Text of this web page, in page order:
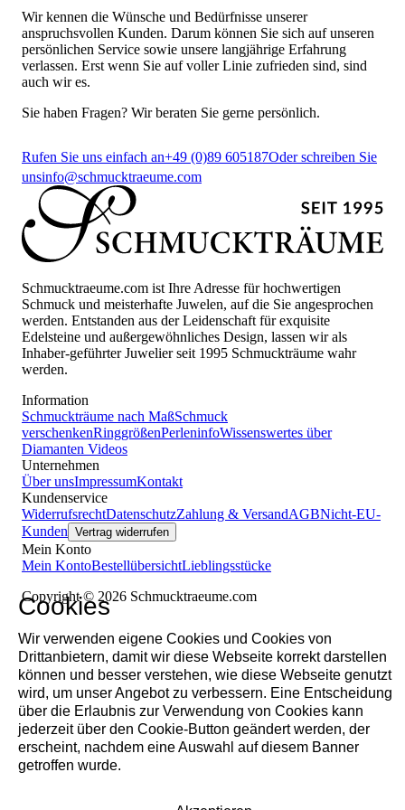
Wir kennen die Wünsche und Bedürfnisse unserer
anspruchsvollen Kunden. Darum können Sie sich auf unseren
persönlichen Service sowie unsere langjährige Erfahrung
verlassen. Erst wenn Sie auf voller Linie zufrieden sind, sind
auch wir es.
Sie haben Fragen? Wir beraten Sie gerne persönlich.
Rufen Sie uns einfach an+49 (0)89 605187Oder schreiben Sie
unsinfo@schmucktraeume.com
Schmucktraeume.com ist Ihre Adresse für hochwertigen
Schmuck und meisterhafte Juwelen, auf die Sie angesprochen
werden. Entstanden aus der Leidenschaft für exquisite
Edelsteine und außergewöhnliches Design, lassen wir als
Inhaber-geführter Juwelier seit 1995 Schmuckträume wahr
werden.
Information
Schmuckträume nach MaßSchmuck
verschenkenRinggrößenPerleninfoWissenswertes über
Diamanten Videos
Unternehmen
Über unsImpressumKontakt
Kundenservice
WiderrufsrechtDatenschutzZahlung & VersandAGBNicht-EU-
Kunden Vertrag widerrufen
Mein Konto
Mein KontoBestellübersichtLieblingsstücke
Copyright © 2026 Schmucktraeume.com
Cookies
Wir verwenden eigene Cookies und Cookies von
Drittanbietern, damit wir diese Webseite korrekt darstellen
können und besser verstehen, wie diese Webseite genutzt
wird, um unser Angebot zu verbessern. Eine Entscheidung
über die Erlaubnis zur Verwendung von Cookies kann
jederzeit über den Cookie-Button geändert werden, der
erscheint, nachdem eine Auswahl auf diesem Banner
getroffen wurde.